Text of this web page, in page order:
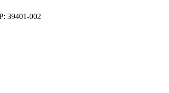
39401-002